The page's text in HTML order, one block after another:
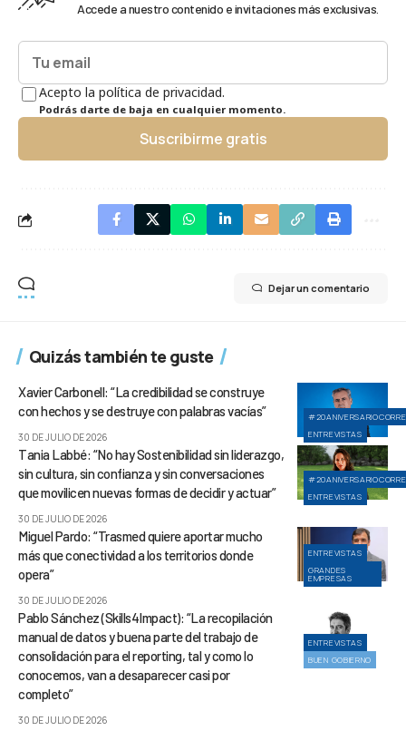
Accede a nuestro contenido e invitaciones más exclusivas.
Acepto la política de privacidad.
Podrás darte de baja en cualquier momento.
Suscribirme gratis
Dejar un comentario
Quizás también te guste
ENTREVISTAS
Xavier Carbonell: “La credibilidad se construye
con hechos y se destruye con palabras vacías”
30 DE JULIO DE 2026
ENTREVISTAS
Tania Labbé: “No hay Sostenibilidad sin liderazgo,
sin cultura, sin confianza y sin conversaciones
que movilicen nuevas formas de decidir y actuar”
30 DE JULIO DE 2026
ENTREVISTAS
GRANDES
EMPRESAS
Miguel Pardo: “Trasmed quiere aportar mucho
más que conectividad a los territorios donde
opera”
30 DE JULIO DE 2026
ENTREVISTAS
BUEN GOBIERNO
Pablo Sánchez (Skills4Impact): “La recopilación
manual de datos y buena parte del trabajo de
consolidación para el reporting, tal y como lo
conocemos, van a desaparecer casi por
completo”
30 DE JULIO DE 2026